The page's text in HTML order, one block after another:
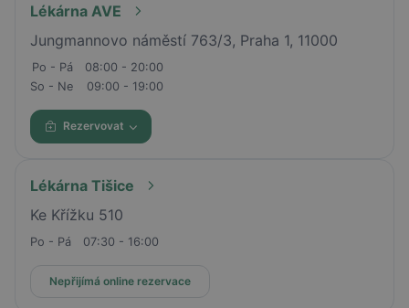
Lékárna AVE
Jungmannovo náměstí 763/3, Praha 1, 11000
Po - Pá
08:00 - 20:00
So - Ne
09:00 - 19:00
Rezervovat
Lékárna Tišice
Ke Křížku 510
Po - Pá 07:30 - 16:00
Nepřijímá online rezervace